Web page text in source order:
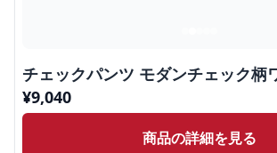
チェックパンツ モダンチェック柄
¥9,040
商品の詳細を見る